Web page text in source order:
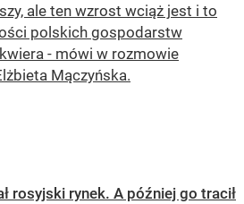
ale ten wzrost wciąż jest i to
polskich gospodarstw
- mówi w rozmowie
Mączyńska.
rosyjski rynek. A później go tracił